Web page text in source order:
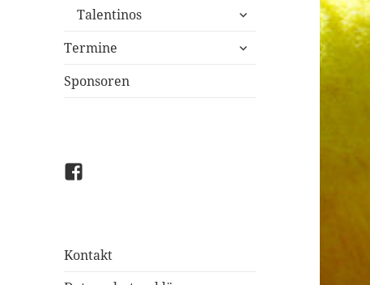
Talentinos
untermenü
Termine
untermenü
Sponsoren
Facebook
Kontakt